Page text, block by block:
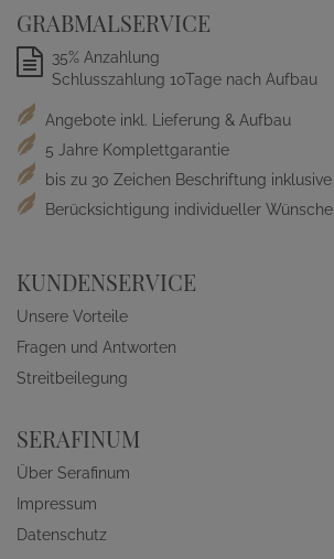
GRABMALSERVICE
35% Anzahlung
Schlusszahlung 10Tage nach Aufbau
Angebote inkl. Lieferung & Aufbau
5 Jahre Komplettgarantie
bis zu 30 Zeichen Beschriftung inklusive
Berücksichtigung individueller Wünsche
KUNDENSERVICE
Unsere Vorteile
Fragen und Antworten
Streitbeilegung
SERAFINUM
Über Serafinum
Impressum
Datenschutz